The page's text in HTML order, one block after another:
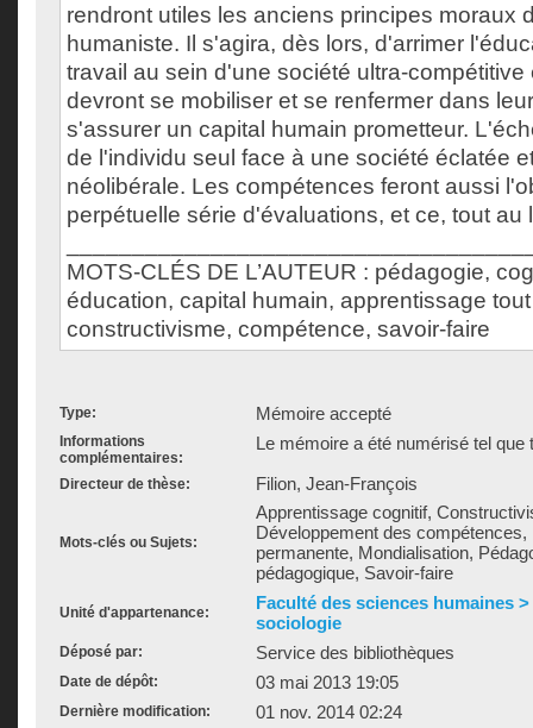
rendront utiles les anciens principes moraux
humaniste. Il s'agira, dès lors, d'arrimer
travail au sein d'une société ultra-compétitive
devront se mobiliser et se renfermer dans
s'assurer un capital humain prometteur.
de l'individu seul face à une société éclatée
néolibérale. Les compétences feront aussi
perpétuelle série d'évaluations, et ce, tout au
MOTS-CLÉS DE L’AUTEUR : pédagogie,
éducation, capital humain, apprentissage
constructivisme, compétence, savoir-faire
Type: Mémoire accepté
Informations
complémentaires:
Le mémoire a été numérisé tel que
Directeur de thèse: Filion, Jean-François
Mots-clés ou Sujets:
Apprentissage cognitif,
Développement des
permanente, Mondialisation,
pédagogique, Savoir-faire
Unité d'appartenance:
Faculté des sciences humaines
sociologie
Déposé par: Service des bibliothèques
Date de dépôt: 03 mai 2013 19:05
Dernière modification: 01 nov. 2014 02:24